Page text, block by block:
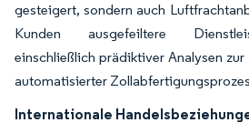
gesteigert, sondern auch
Kunden ausgefeiltere
einschließlich prädiktiver Analysen
automatisierter
Internationale